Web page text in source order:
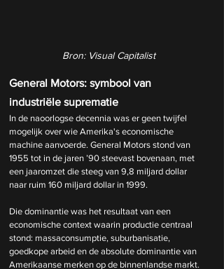
Bron: Visual Capitalist
General Motors: symbool van
industriële suprematie
In de naoorlogse decennia was er geen twijfel
mogelijk over wie Amerika's economische
machine aanvoerde. General Motors stond van
1955 tot in de jaren ’90 steevast bovenaan, met
een jaaromzet die steeg van 9,8 miljard dollar
naar ruim 160 miljard dollar in 1999.
Die dominantie was het resultaat van een
economische context waarin productie centraal
stond: massaconsumptie, suburbanisatie,
goedkope arbeid en de absolute dominantie van
Amerikaanse merken op de binnenlandse markt.